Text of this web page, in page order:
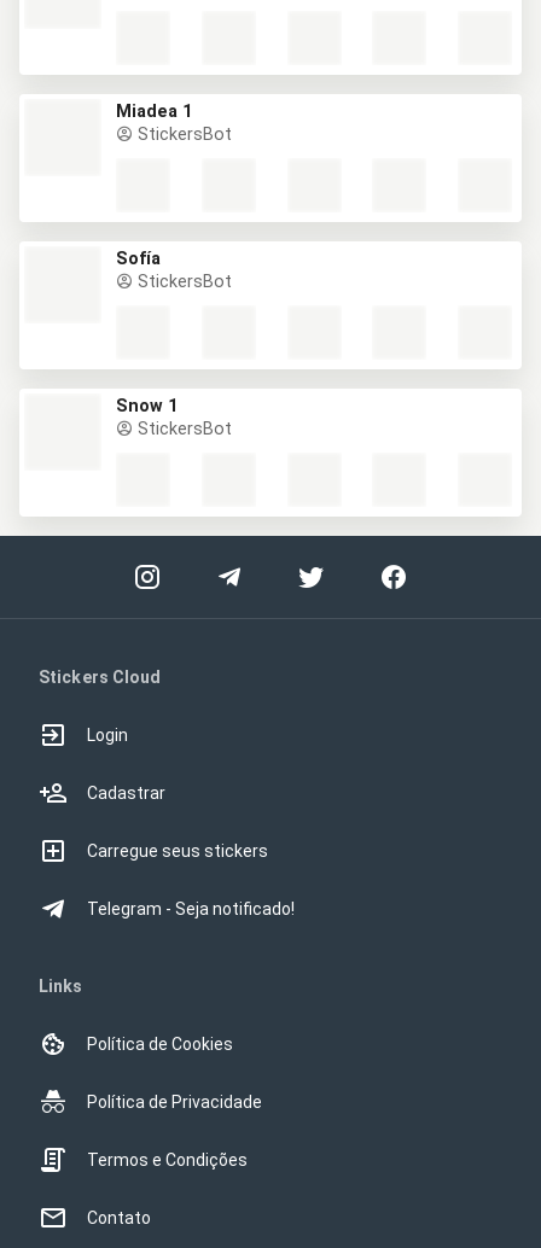
Miadea 1
StickersBot
Sofía
StickersBot
Snow 1
StickersBot
Stickers Cloud
Login
Cadastrar
Carregue seus stickers
Telegram - Seja notificado!
Links
Política de Cookies
Política de Privacidade
Termos e Condições
Contato